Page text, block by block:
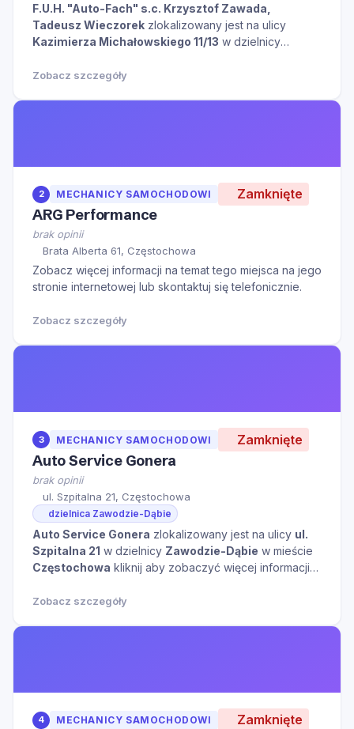
F.U.H. "Auto-Fach" s.c. Krzysztof Zawada,
Tadeusz Wieczorek zlokalizowany jest na ulicy
Kazimierza Michałowskiego 11/13 w dzielnicy
więcej informacji na temat tego miejsca.
Zobacz szczegóły
2 MECHANICY SAMOCHODOWI Zamknięte
ARG Performance
brak opinii
Brata Alberta 61, Częstochowa
Zobacz więcej informacji na temat tego miejsca na jego
stronie internetowej lub skontaktuj się telefonicznie.
Zobacz szczegóły
3 MECHANICY SAMOCHODOWI Zamknięte
Auto Service Gonera
brak opinii
ul. Szpitalna 21, Częstochowa
dzielnica Zawodzie-Dąbie
Auto Service Gonera zlokalizowany jest na ulicy ul.
Szpitalna 21 w dzielnicy Zawodzie-Dąbie w mieście
Częstochowa kliknij aby zobaczyć więcej informacji
Zobacz szczegóły
4 MECHANICY SAMOCHODOWI Zamknięte